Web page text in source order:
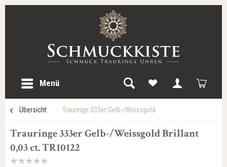
Menü
Übersicht Trauringe 333er Gelb-/Weissgold
Trauringe 333er Gelb-/Weissgold Brillant
0,03 ct. TR10122